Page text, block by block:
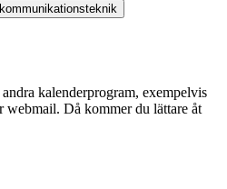
kalenderprogram, exempelvis
webmail. Då kommer du lättare åt